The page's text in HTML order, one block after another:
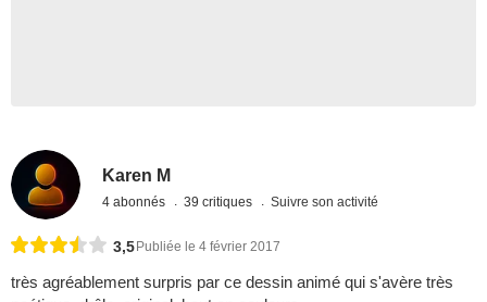
Karen M
4 abonnés 39 critiques Suivre son activité
3,5 Publiée le 4 février 2017
très agréablement surpris par ce dessin animé qui s'avère très